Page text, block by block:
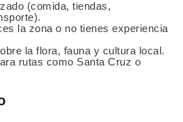
(comida, tiendas,
la zona o no tienes experiencia
la flora, fauna y cultura local.
rutas como Santa Cruz o